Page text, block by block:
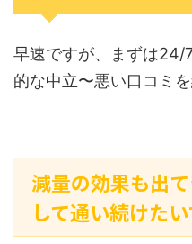
早速ですが、まずは
的な中立〜悪い口コミを
減量の効果も出
して通い続けた